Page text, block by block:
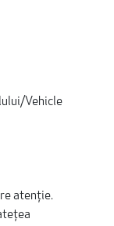
Vehicle
atenție.